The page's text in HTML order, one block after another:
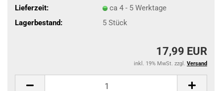
Lieferzeit:
ca 4 - 5 Werktage
Lagerbestand:
5 Stück
17,99 EUR
inkl. 19% MwSt. zzgl. Versand